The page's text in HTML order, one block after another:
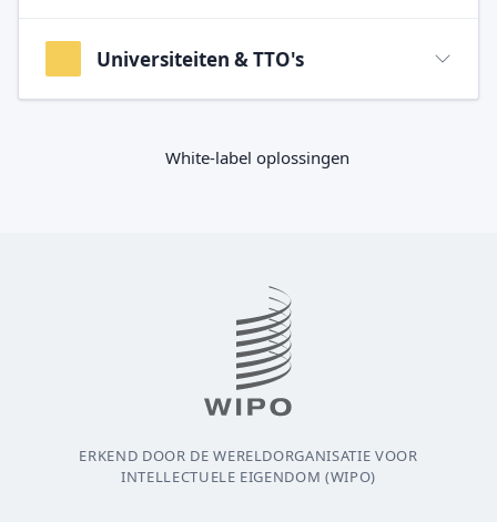
Universiteiten & TTO's
White-label oplossingen
ERKEND DOOR DE WERELDORGANISATIE VOOR
INTELLECTUELE EIGENDOM (WIPO)